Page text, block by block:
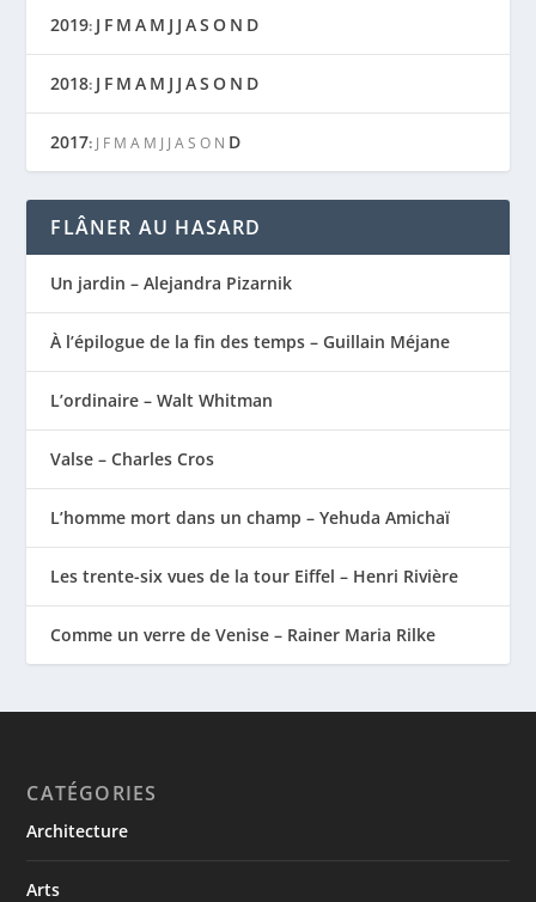
2019: J F M A M J J AS O N D
2018: J F M A M J J AS O N D
2017: J F M A M J J A S O N D
FLÂNER AU HASARD
Un jardin – Alejandra Pizarnik
À l’épilogue de la fin des temps – Guillain Méjane
L’ordinaire – Walt Whitman
Valse – Charles Cros
L’homme mort dans un champ – Yehuda Amichaï
Les trente-six vues de la tour Eiffel – Henri Rivière
Comme un verre de Venise – Rainer Maria Rilke
CATÉGORIES
Architecture
Arts